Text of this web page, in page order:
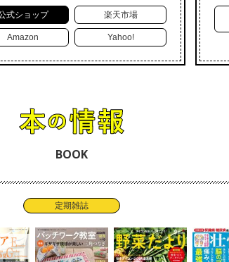
式ショップ 楽天市場
Amazon Yahoo!
BOOK
定期雑誌